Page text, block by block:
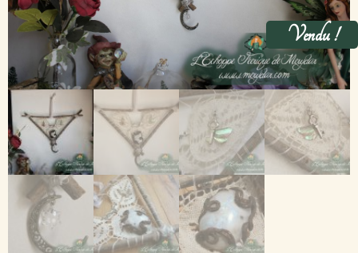
Vendu !